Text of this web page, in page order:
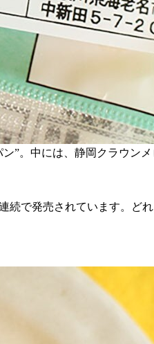
”。中には、静岡クラウン
で発売されています。ど